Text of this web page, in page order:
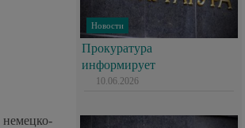
Новости
Прокуратура
информирует
10.06.2026